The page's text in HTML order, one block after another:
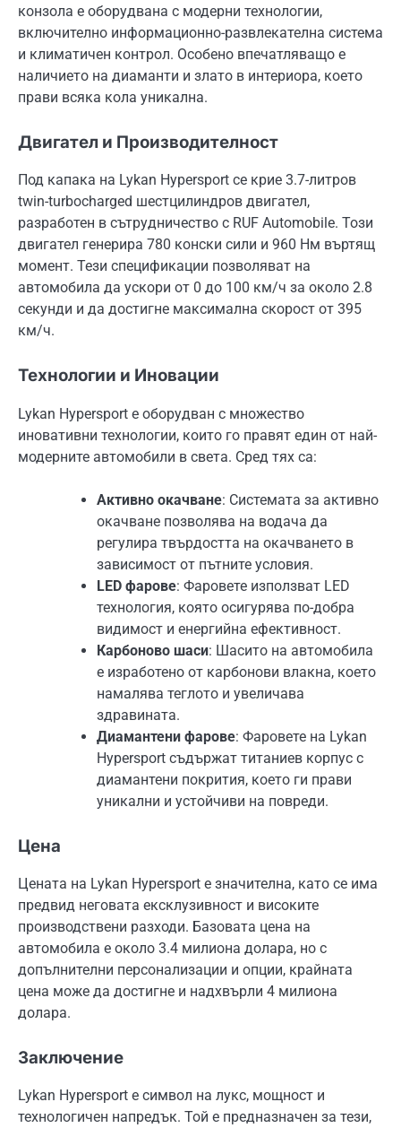
конзола е оборудвана с модерни технологии,
включително информационно-развлекателна система
и климатичен контрол. Особено впечатляващо е
наличието на диаманти и злато в интериора, което
прави всяка кола уникална.
Двигател и Производителност
Под капака на Lykan Hypersport се крие 3.7-литров
twin-turbocharged шестцилиндров двигател,
разработен в сътрудничество с RUF Automobile. Този
двигател генерира 780 конски сили и 960 Нм въртящ
момент. Тези спецификации позволяват на
автомобила да ускори от 0 до 100 км/ч за около 2.8
секунди и да достигне максимална скорост от 395
км/ч.
Технологии и Иновации
Lykan Hypersport е оборудван с множество
иновативни технологии, които го правят един от най-
модерните автомобили в света. Сред тях са:
Активно окачване: Системата за активно
окачване позволява на водача да
регулира твърдостта на окачването в
зависимост от пътните условия.
LED фарове: Фаровете използват LED
технология, която осигурява по-добра
видимост и енергийна ефективност.
Карбоново шаси: Шасито на автомобила
е изработено от карбонови влакна, което
намалява теглото и увеличава
здравината.
Диамантени фарове: Фаровете на Lykan
Hypersport съдържат титаниев корпус с
диамантени покрития, което ги прави
уникални и устойчиви на повреди.
Цена
Цената на Lykan Hypersport е значителна, като се има
предвид неговата ексклузивност и високите
производствени разходи. Базовата цена на
автомобила е около 3.4 милиона долара, но с
допълнителни персонализации и опции, крайната
цена може да достигне и надхвърли 4 милиона
долара.
Заключение
Lykan Hypersport е символ на лукс, мощност и
технологичен напредък. Той е предназначен за тези,